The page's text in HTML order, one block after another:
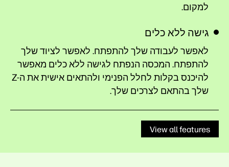
למקום.
גישה ללא כלים
לאפשר לעבודה שלך להתפתח. לאפשר לציוד שלך
להתפתח. המכסה הנפתח לגישה ללא כלים מאפשר
להיכנס בקלות לחלל הפנימי ולהתאים אישית את ה-Z
שלך בהתאם לצרכים שלך.
View all features